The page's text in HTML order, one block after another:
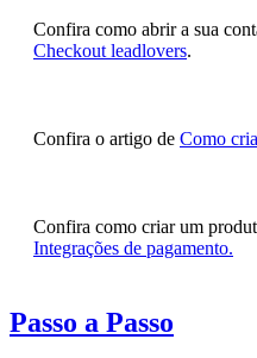
Confira como abrir a sua
Checkout leadlovers.
Confira o artigo de Como
Confira como criar um
Integrações de pagamento.
Passo a Passo